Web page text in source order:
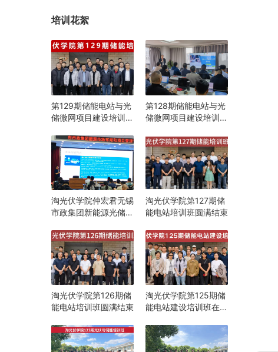
培训花絮
第129期储能电站与光
储微网项目建设培训班
第128期储能电站与光
储微网项目建设培训班
淘光伏学院仲宏君无锡
市政集团新能源光储知
淘光伏学院第127期储
能电站培训班圆满结束
淘光伏学院第126期储
能电站培训班圆满结束
淘光伏学院第125期储
能电站建设培训班在常